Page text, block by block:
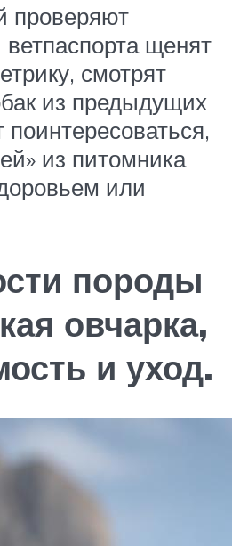
проверяют
щенят
смотрят
из предыдущих
из питомника
или
породы
овчарка,
и уход.